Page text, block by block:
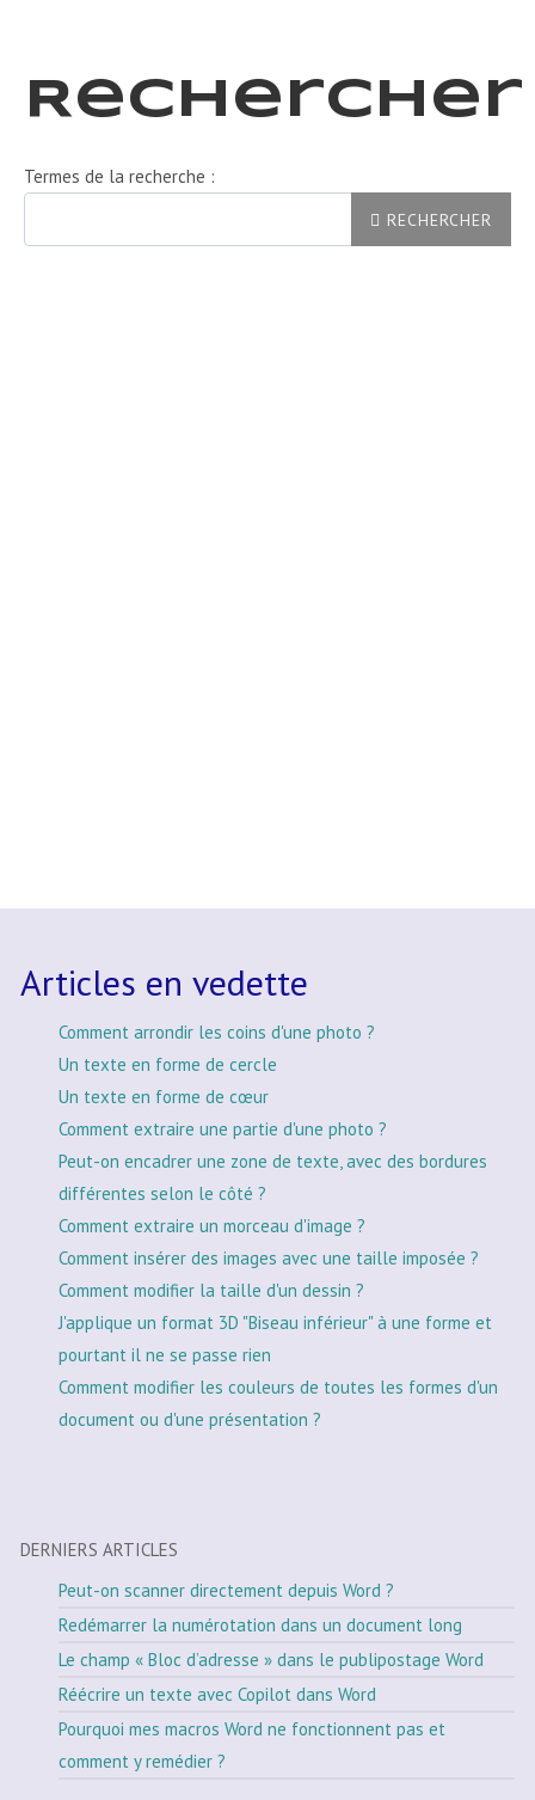
Rechercher
Formulaire de recherche
Termes de la recherche :
RECHERCHER
Articles en vedette
Comment arrondir les coins d'une photo ?
Un texte en forme de cercle
Un texte en forme de cœur
Comment extraire une partie d'une photo ?
Peut-on encadrer une zone de texte, avec des bordures
différentes selon le côté ?
Comment extraire un morceau d'image ?
Comment insérer des images avec une taille imposée ?
Comment modifier la taille d'un dessin ?
J'applique un format 3D "Biseau inférieur" à une forme et
pourtant il ne se passe rien
Comment modifier les couleurs de toutes les formes d'un
document ou d'une présentation ?
DERNIERS ARTICLES
Peut-on scanner directement depuis Word ?
Redémarrer la numérotation dans un document long
Le champ « Bloc d’adresse » dans le publipostage Word
Réécrire un texte avec Copilot dans Word
Pourquoi mes macros Word ne fonctionnent pas et
comment y remédier ?